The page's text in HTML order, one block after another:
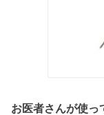
お医者さんが使っ